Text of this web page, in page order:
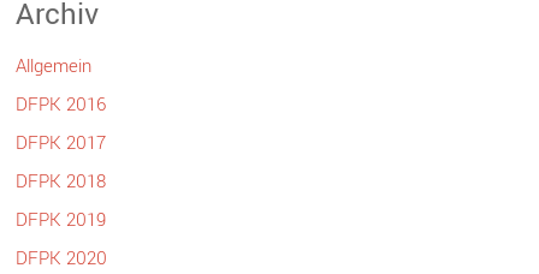
Archiv
Allgemein
DFPK 2016
DFPK 2017
DFPK 2018
DFPK 2019
DFPK 2020